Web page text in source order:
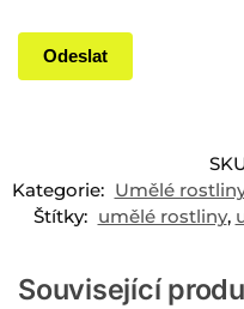
Kategorie: Umělé
Štítky: umělé rostliny,
Související